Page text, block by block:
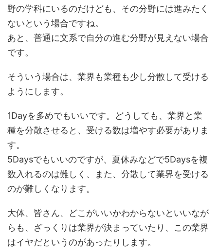
野の学科にいるのだけども、その分野には進みたく
ないという場合ですね。
あと、普通に文系で自分の進む分野が見えない場合
です。
そういう場合は、業界も業種も少し分散して受ける
ようにします。
1Dayを多めでもいいです。どうしても、業界と業
種を分散させると、受ける数は増やす必要がありま
す。
5Daysでもいいのですが、夏休みなどで5Daysを複
数入れるのは難しく、また、分散して業界を受ける
のが難しくなります。
大体、皆さん、どこがいいかわからないといいなが
らも、ざっくりは業界が決まっていたり、この業界
はイヤだというのがあったりします。